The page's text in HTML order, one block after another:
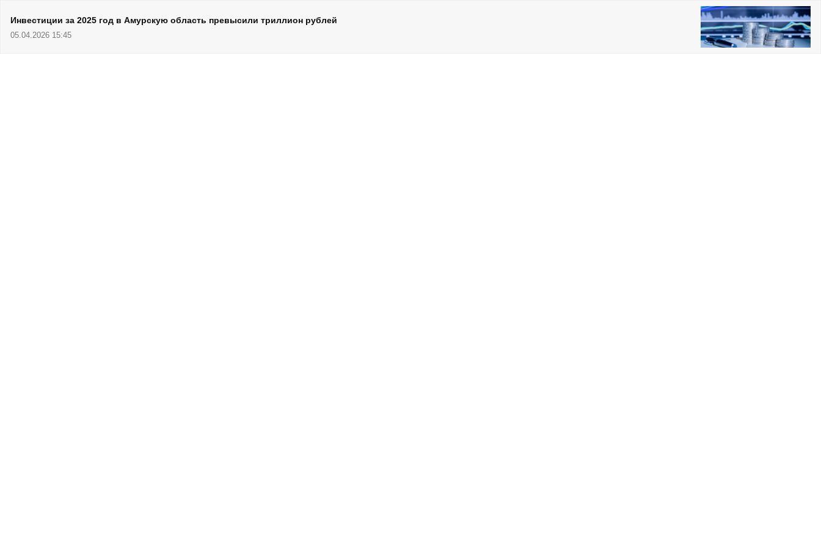
Инвестиции за 2025 год в Амурскую область превысили триллион рублей
05.04.2026 15:45